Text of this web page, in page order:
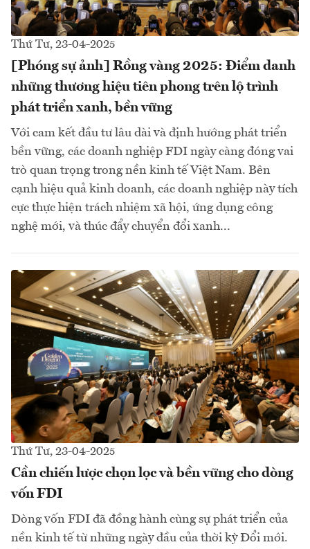
Thứ Tư, 23-04-2025
[Phóng sự ảnh] Rồng vàng 2025: Điểm danh
những thương hiệu tiên phong trên lộ trình
phát triển xanh, bền vững
Với cam kết đầu tư lâu dài và định hướng phát triển
bền vững, các doanh nghiệp FDI ngày càng đóng vai
trò quan trọng trong nền kinh tế Việt Nam. Bên
cạnh hiệu quả kinh doanh, các doanh nghiệp này tích
cực thực hiện trách nhiệm xã hội, ứng dụng công
nghệ mới, và thúc đẩy chuyển đổi xanh...
Thứ Tư, 23-04-2025
Cần chiến lược chọn lọc và bền vững cho dòng
vốn FDI
Dòng vốn FDI đã đồng hành cùng sự phát triển của
nền kinh tế từ những ngày đầu của thời kỳ Đổi mới.